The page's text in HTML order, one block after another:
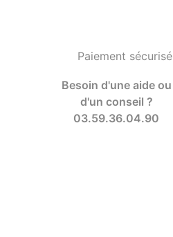
Paiement sécurisé
Besoin d'une aide ou
d'un conseil ?
03.59.36.04.90